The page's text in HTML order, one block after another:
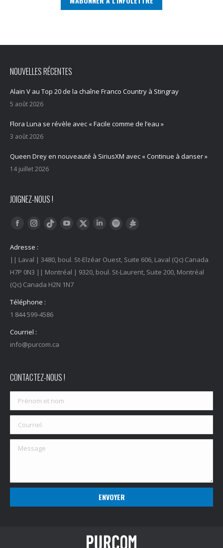
NOUVELLES RÉCENTES
Alain V au Top 20 de la chaîne Franco Country à Stingray
5 août 2026
Flora Luna se révèle avec « Facile comme de l’eau »
3 août 2026
Queen Drey en nouveauté à SiriusXM avec « Continue à danser »
14 juillet 2026
JOIGNEZ-NOUS !
Trouvez nous sur :
FacebookInstagram
Tiktok YouTubeTwitter LinkedInSpotify
Adresse :
|| Laval | 3480, boul. St-Elzéar Ouest, Suite 606, Laval (Qc) Canada
H7P 0N3 || Montréal | 9320, boul. St-Laurent, Suite 200, Montréal
(Qc) Canada H2N 1N7
Téléphone :
1 844 599-4586
Courriel :
info@purcom.ca
CONTACTEZ-NOUS !